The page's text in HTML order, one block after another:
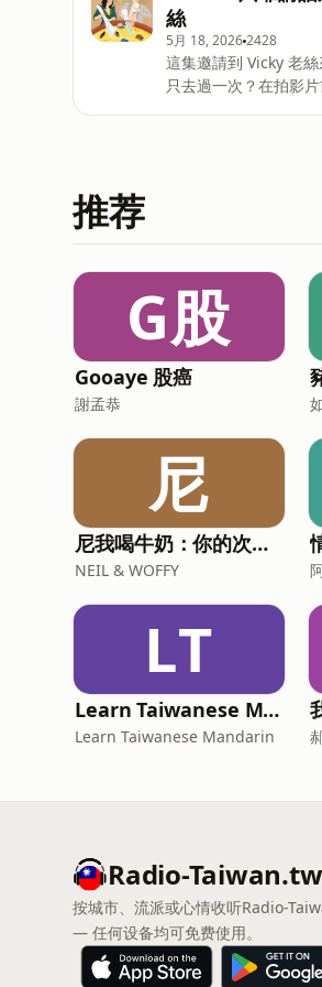
廣告跟策略，要這樣多體驗人生 ・客戶不買單，該怎麼辦？ ・要入行廣告業
《策略長在生活裡》：https://reurl.cc/zQdlRe 如
川跟啟儒姐！
絲
5月 18, 20262428
這集邀請到 Vicky 老
只去過一次？在拍影
紅」的第一個商務合作，是這樣報價的 ・怎麼寫出有趣的短
推荐
G股
Gooaye 股癌
謝孟恭
尼
尼我喝牛奶：你的次文化指南
NEIL & WOFFY
LT
Learn Taiwanese Mandarin
Learn Taiwanese Mandarin
Radio-Taiwan.tw
按城市、流派或心情收听Radio-
— 任何设备均可免费使用。